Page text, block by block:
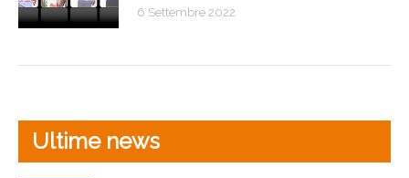
6 Settembre 2022
Ultime news